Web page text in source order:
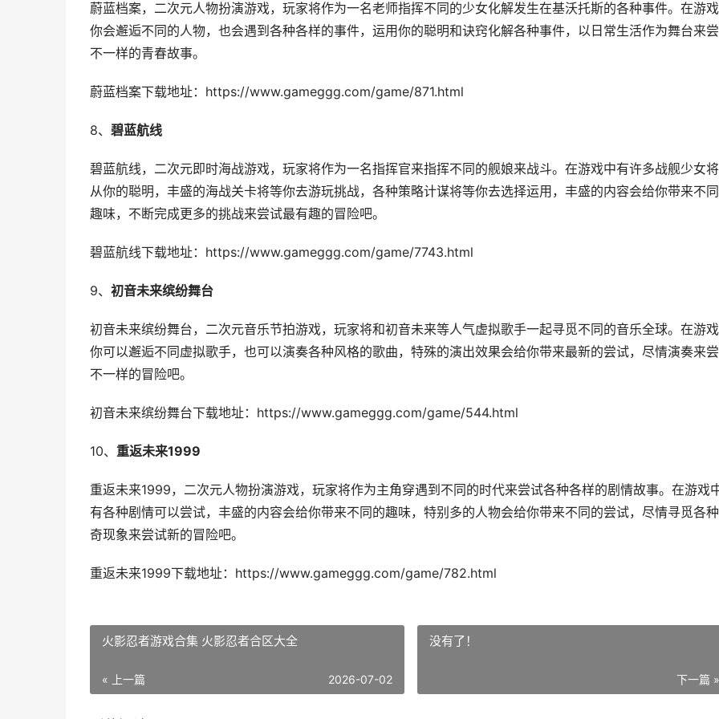
蔚蓝档案，二次元人物扮演游戏，玩家将作为一名老师指挥不同的少女化解发生在基沃托斯的各种事件。在游
你会邂逅不同的人物，也会遇到各种各样的事件，运用你的聪明和诀窍化解各种事件，以日常生活作为舞台来
不一样的青春故事。
蔚蓝档案下载地址：https://www.gameggg.com/game/871.html
8、 碧蓝航线
碧蓝航线，二次元即时海战游戏，玩家将作为一名指挥官来指挥不同的舰娘来战斗。在游戏中有许多战舰少女
从你的聪明，丰盛的海战关卡将等你去游玩挑战，各种策略计谋将等你去选择运用，丰盛的内容会给你带来不
趣味，不断完成更多的挑战来尝试最有趣的冒险吧。
碧蓝航线下载地址：https://www.gameggg.com/game/7743.html
9、 初音未来缤纷舞台
初音未来缤纷舞台，二次元音乐节拍游戏，玩家将和初音未来等人气虚拟歌手一起寻觅不同的音乐全球。在游
你可以邂逅不同虚拟歌手，也可以演奏各种风格的歌曲，特殊的演出效果会给你带来最新的尝试，尽情演奏来
不一样的冒险吧。
初音未来缤纷舞台下载地址： https://www.gameggg.com/game/544.html
10、 重返未来1999
重返未来1999，二次元人物扮演游戏，玩家将作为主角穿遇到不同的时代来尝试各种各样的剧情故事。在游戏
有各种剧情可以尝试，丰盛的内容会给你带来不同的趣味，特别多的人物会给你带来不同的尝试，尽情寻觅各
奇现象来尝试新的冒险吧。
重返未来1999下载地址： https://www.gameggg.com/game/782.html
火影忍者游戏合集 火影忍者合区大全
« 上一篇 2026-07-02
没有了！
下一篇 »